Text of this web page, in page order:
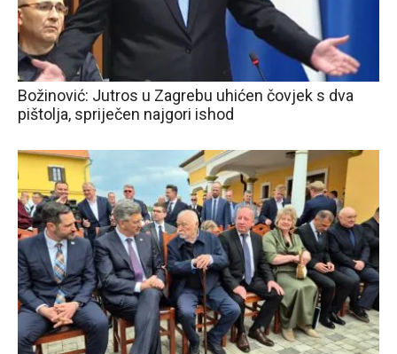
Božinović: Jutros u Zagrebu uhićen čovjek s dva
pištolja, spriječen najgori ishod